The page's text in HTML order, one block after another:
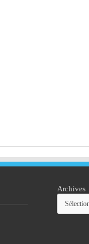
Archives